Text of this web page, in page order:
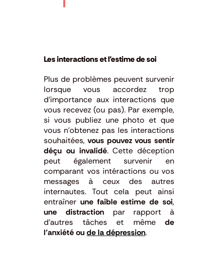
Les interactions et l’estime de soi
Plus de problèmes peuvent survenir
lorsque vous accordez trop
d’importance aux interactions que
vous recevez (ou pas). Par exemple,
si vous publiez une photo et que
vous n’obtenez pas les interactions
souhaitées, vous pouvez vous sentir
déçu ou invalidé. Cette déception
peut également survenir en
comparant vos intéractions ou vos
messages à ceux des autres
internautes. Tout cela peut ainsi
entraîner une faible estime de soi,
une distractionpar rapport à
d’autres tâches et même de
l’anxiété oude la dépression.